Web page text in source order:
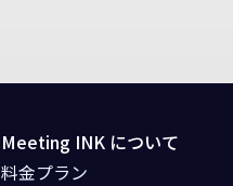
Meeting INK について
料金プラン